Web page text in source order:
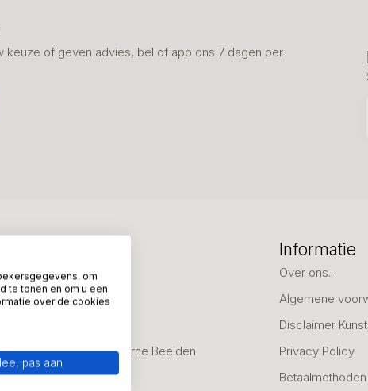
keuze of geven advies, bel of app ons 7 dagen per
Zakelijke Cadeaus
Bedanken
Alle Bronzen & Moderne Beelden
Geslaagd
Informatie
Over ons..
Algemene
Disclaimer
Privacy Policy
om
te tonen en om u een
over de cookies
pas aan